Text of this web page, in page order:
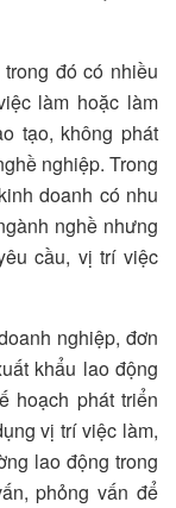
đó có nhiều
làm hoặc làm
tạo, không phát
nghiệp. Trong
doanh có nhu
nghề nhưng
cầu, vị trí việc
nghiệp, đơn
khẩu lao động
hoạch phát triển
vị trí việc làm,
lao động trong
phỏng vấn để